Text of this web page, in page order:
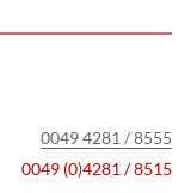
0049 4281 / 8555
0049 (0)4281 / 8515